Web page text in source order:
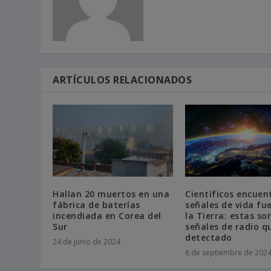
ARTÍCULOS RELACIONADOS
Hallan 20 muertos en una
fábrica de baterías
incendiada en Corea del
Sur
24 de junio de 2024
Científicos
señales de vida
la Tierra: estas
señales de radio
detectado
6 de septiembre de 2024